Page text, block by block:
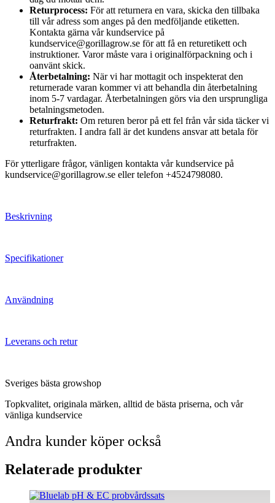
Returprocess: För att returnera en vara, skicka den tillbaka
till vår adress som anges på den medföljande etiketten.
Kontakta gärna vår kundservice på
kundservice@gorillagrow.se för att få en returetikett och
instruktioner. Varor måste vara i originalförpackning och i
oanvänt skick.
Återbetalning: När vi har mottagit och inspekterat den
returnerade varan kommer vi att behandla din återbetalning
inom 5-7 vardagar. Återbetalningen görs via den ursprungliga
betalningsmetoden.
Returfrakt: Om returen beror på ett fel från vår sida täcker vi
returfrakten. I andra fall är det kundens ansvar att betala för
returfrakten.
För ytterligare frågor, vänligen kontakta vår kundservice på
kundservice@gorillagrow.se eller telefon +4524798080.
Beskrivning
Specifikationer
Användning
Leverans och retur
Sveriges bästa growshop
Topkvalitet, originala märken, alltid de bästa priserna, och vår
vänliga kundservice
Andra kunder köper också
Relaterade produkter